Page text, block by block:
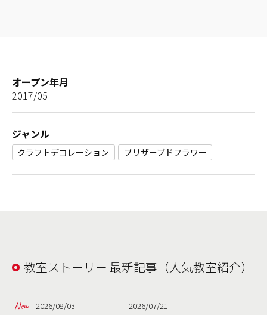
オープン年月
2017/05
ジャンル
クラフトデコレーション プリザーブドフラワー
教室ストーリー 最新記事（人気教室紹介）
2026/08/03 2026/07/21